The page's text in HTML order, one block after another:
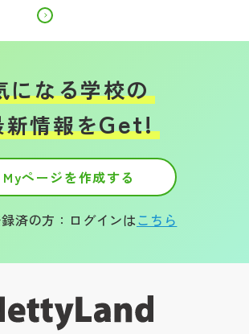
になる学校の
新情報をGet!
Myページを作成する
済の方：ログインはこちら